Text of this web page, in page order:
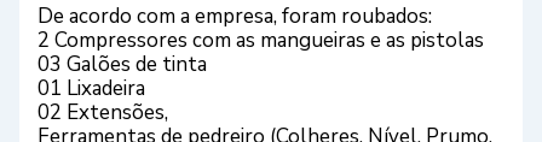
De acordo com a empresa, foram roubados:
2 Compressores com as mangueiras e as pistolas
03 Galões de tinta
01 Lixadeira
02 Extensões,
Ferramentas de pedreiro (Colheres, Nível, Prumo,